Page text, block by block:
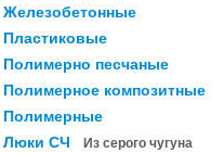
Железобетонные
Пластиковые
Полимерно песчаные
Полимерное композитные
Полимерные
Люки СЧ
Из серого чугуна